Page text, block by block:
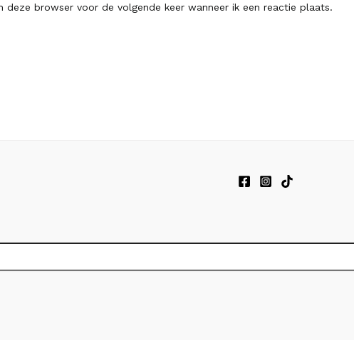
deze browser voor de volgende keer wanneer ik een reactie plaats.